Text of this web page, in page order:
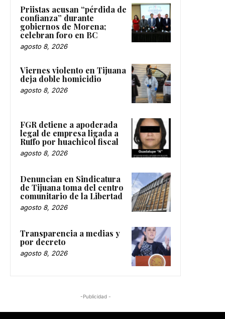
Priistas acusan “pérdida de
confianza” durante
gobiernos de Morena;
celebran foro en BC
agosto 8, 2026
Viernes violento en Tijuana
deja doble homicidio
agosto 8, 2026
FGR detiene a apoderada
legal de empresa ligada a
Ruffo por huachicol fiscal
agosto 8, 2026
Denuncian en Sindicatura
de Tijuana toma del centro
comunitario de la Libertad
agosto 8, 2026
Transparencia a medias y
por decreto
agosto 8, 2026
-Publicidad -